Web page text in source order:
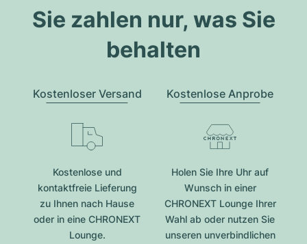
Sie zahlen nur, was Sie
behalten
Kostenloser Versand
Kostenlose und
kontaktfreie Lieferung
zu Ihnen nach Hause
oder in eine CHRONEXT
Lounge.
Kostenlose Anprobe
Holen Sie Ihre Uhr auf
Wunsch in einer
CHRONEXT Lounge Ihrer
Wahl ab oder nutzen Sie
unseren unverbindlichen